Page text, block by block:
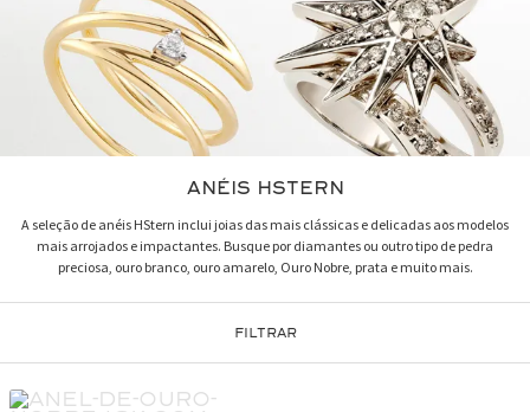
ANÉIS HSTERN
A seleção de anéis HStern inclui joias das mais clássicas e delicadas aos modelos
mais arrojados e impactantes. Busque por diamantes ou outro tipo de pedra
preciosa, ouro branco, ouro amarelo, Ouro Nobre, prata e muito mais.
FILTRAR